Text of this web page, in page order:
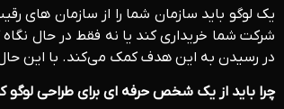
یک لوگو باید سازمان شما را از سازمان های
شرکت شما خریداری کند یا نه فقط در حال
در رسیدن به این هدف کمک می‌کند. با این حال،
چرا باید از یک شخص حرفه ای برای طراحی لوگو